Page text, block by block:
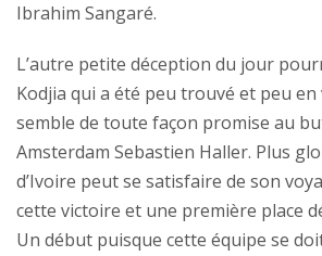
Ibrahim Sangaré.
L’autre petite déception du jour
Kodjia qui a été peu trouvé et peu en
semble de toute façon promise au
Amsterdam Sebastien Haller. Plus
d’Ivoire peut se satisfaire de son
cette victoire et une première place
Un début puisque cette équipe se